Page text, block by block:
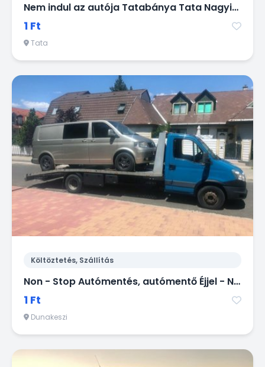
Nem indul az autója Tatabánya Tata Nagyigmánd környékén? Segítünk.
1 Ft
Tata
Költöztetés, Szállítás
Non - Stop Autómentés, autómentő Éjjel - Nappal.
1 Ft
Dunakeszi